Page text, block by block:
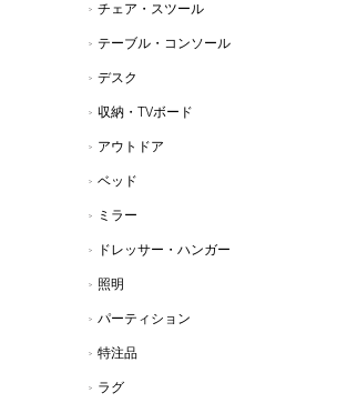
チェア・スツール
テーブル・コンソール
デスク
収納・TVボード
アウトドア
ベッド
ミラー
ドレッサー・ハンガー
照明
パーティション
特注品
ラグ